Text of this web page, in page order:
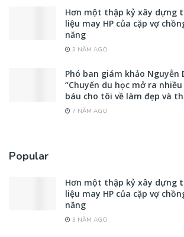
Hơn một thập kỷ xây dựng
liệu may HP của cặp vợ
năng
3 NĂM AGO
Phó ban giám khảo Nguyễn
“Chuyến du học mở ra
báu cho tôi về làm đẹp và
7 NĂM AGO
Popular
Hơn một thập kỷ xây dựng
liệu may HP của cặp vợ
năng
3 NĂM AGO